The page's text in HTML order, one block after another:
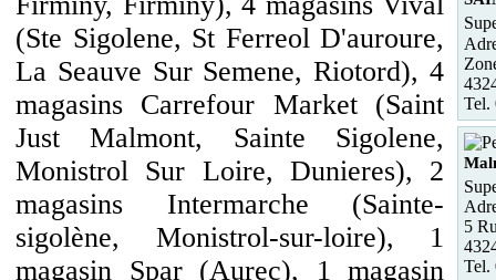
(Ste Sigolene, St Ferreol D'auroure,
La Seauve Sur Semene, Riotord), 4
magasins Carrefour Market (Saint
Just Malmont, Sainte Sigolene,
Monistrol Sur Loire, Dunieres), 2
magasins Intermarche (Sainte-
sigolène, Monistrol-sur-loire), 1
magasin Spar (Aurec), 1 magasin
Tel.
5
Tel.